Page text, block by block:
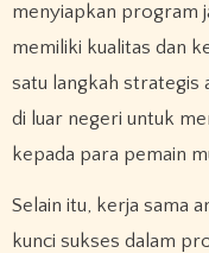
menyiapkan program
memiliki kualitas dan
satu langkah strategis
di luar negeri untuk
kepada para pemain
Selain itu, kerja sama
kunci sukses dalam